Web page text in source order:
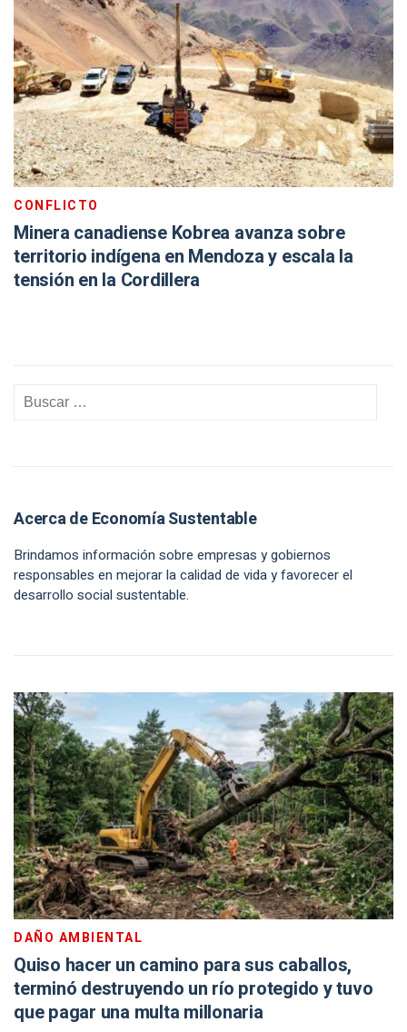
CONFLICTO
Minera canadiense Kobrea avanza sobre
territorio indígena en Mendoza y escala la
tensión en la Cordillera
Acerca de Economía Sustentable
Brindamos información sobre empresas y gobiernos
responsables en mejorar la calidad de vida y favorecer el
desarrollo social sustentable.
DAÑO AMBIENTAL
Quiso hacer un camino para sus caballos,
terminó destruyendo un río protegido y tuvo
que pagar una multa millonaria